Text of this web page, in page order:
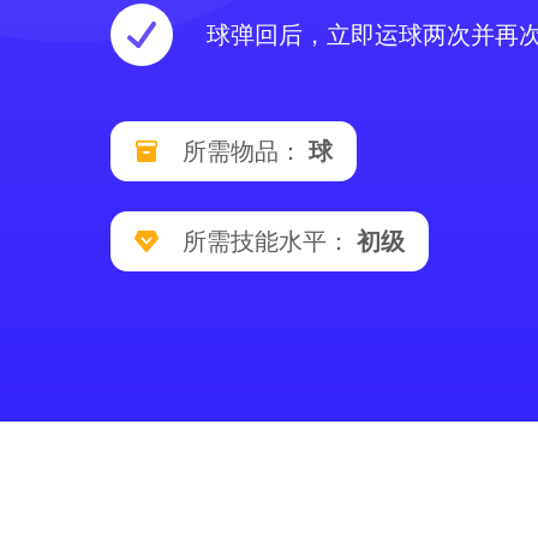
球弹回后，立即运球两次并再
所需物品： 球
所需技能水平： 初级